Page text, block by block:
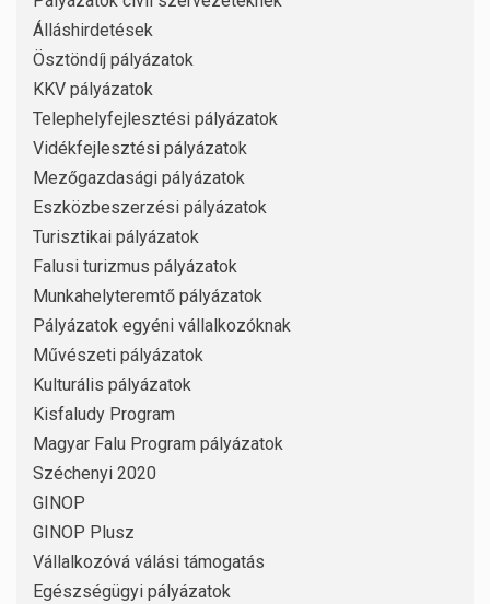
Álláshirdetések
Ösztöndíj pályázatok
KKV pályázatok
Telephelyfejlesztési pályázatok
Vidékfejlesztési pályázatok
Mezőgazdasági pályázatok
Eszközbeszerzési pályázatok
Turisztikai pályázatok
Falusi turizmus pályázatok
Munkahelyteremtő pályázatok
Pályázatok egyéni vállalkozóknak
Művészeti pályázatok
Kulturális pályázatok
Kisfaludy Program
Magyar Falu Program pályázatok
Széchenyi 2020
GINOP
GINOP Plusz
Vállalkozóvá válási támogatás
Egészségügyi pályázatok